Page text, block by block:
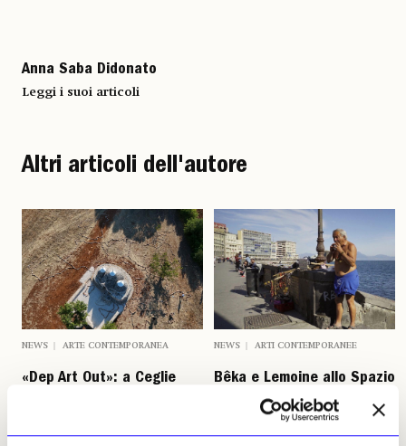
Anna Saba Didonato
Leggi i suoi articoli
Altri articoli dell'autore
NEWS ARTE CONTEMPORANEA
«Dep Art Out»: a Ceglie
Il progetto del gallerista
NEWS ARTI CONTEMPORANEE
Bêka e Lemoine allo Spazio
Murat di Bari: la
straordinarietà
dell’ordinario